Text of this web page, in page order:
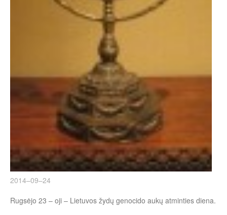
2014–09–24
Rugsėjo 23 – oji – Lietuvos žydų genocido aukų atminties diena.